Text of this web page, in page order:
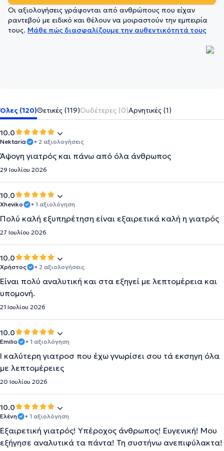
Οι αξιολογήσεις γράφονται από ανθρώπους που είχαν
ραντεβού με ειδικό και θέλουν να μοιραστούν την εμπειρία
τους. Μάθε πώς διασφαλίζουμε την αυθεντικότητά τους
Όλες (120)Θετικές (119)Ουδέτερες (0)Αρνητικές (1)
10.0
Nektaria • 2 αξιολογήσεις
Άψογη γιατρός και πάνω από όλα άνθρωπος
29 Ιουλίου 2026
10.0
Xheviko • 1 αξιολόγηση
Πολύ καλή εξυπηρέτηση είναι εξαιρετικά καλή η γιατρός
27 Ιουλίου 2026
10.0
Χρήστος • 2 αξιολογήσεις
Είναι πολύ αναλυτική και στα εξηγεί με λεπτομέρεια και
υπομονή.
21 Ιουλίου 2026
10.0
Emilio • 1 αξιολόγηση
Ι καλύτερη γιατροσ που έχω γνωρίσει σου τά εκσηγη όλα
με λεπτομέρειες
20 Ιουλίου 2026
10.0
Ελένη • 1 αξιολόγηση
Εξαιρετική γιατρός! Υπέροχος άνθρωπος! Ευγενική! Μου
εξήγησε αναλυτικά τα πάντα! Τη συστήνω ανεπιφύλακτα!